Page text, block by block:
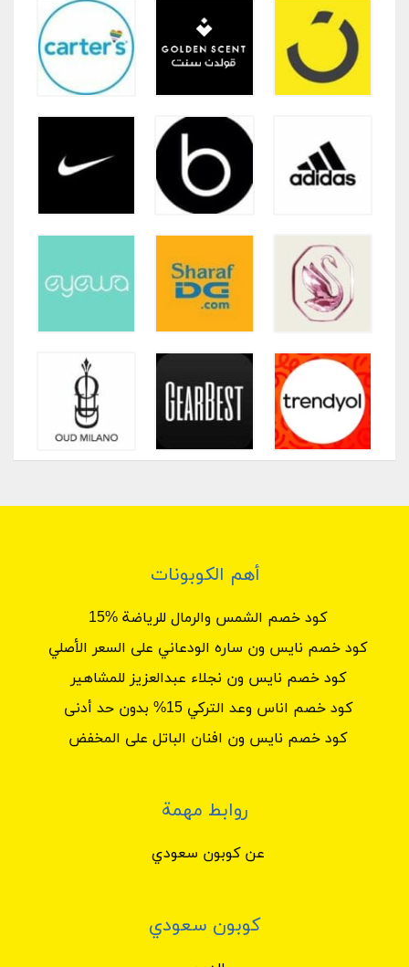
أهم الكوبونات
كود خصم الشمس والرمال للرياضة %15
كود خصم نايس ون ساره الودعاني على السعر الأصلي
كود خصم نايس ون نجلاء عبدالعزيز للمشاهير
كود خصم اناس وعد التركي 15% بدون حد أدنى
كود خصم نايس ون افنان الباتل على المخفض
روابط مهمة
عن كوبون سعودي
كوبون سعودي